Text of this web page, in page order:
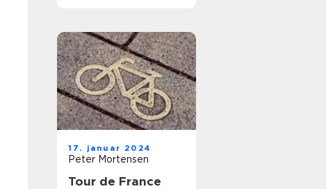
verden
17. januar 2024
Peter Mortensen
Tour de France